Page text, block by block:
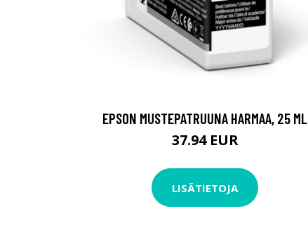
EPSON MUSTEPATRUUNA HARMAA, 25 ML
37.94 EUR
LISÄTIETOJA